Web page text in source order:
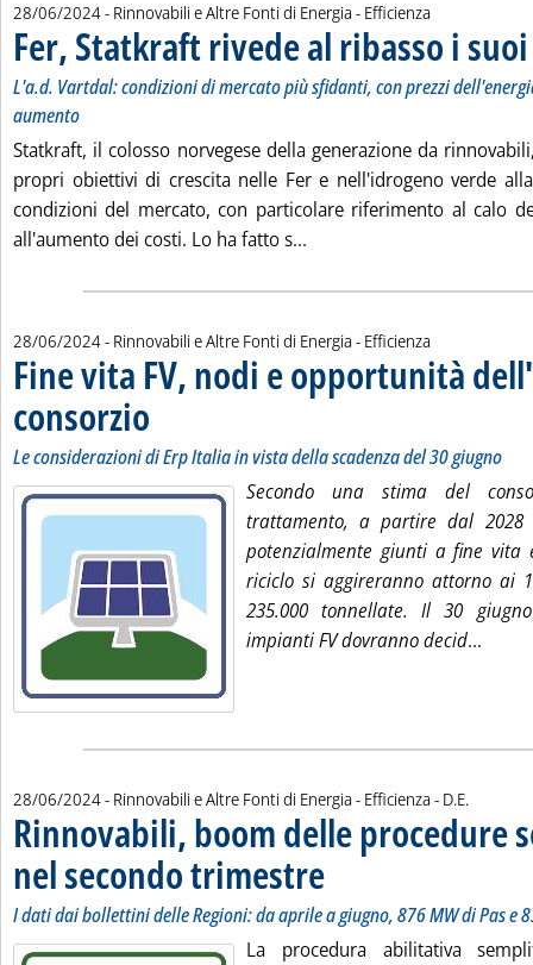
28/06/2024- Rinnovabili e Altre Fonti di Energia - Efficienza
Fer, Statkraft rivede al ribasso i
L'a.d. Vartdal: condizioni di mercato più sfidanti, con prezzi
aumento
Statkraft, il colosso norvegese della generazione da
propri obiettivi di crescita nelle Fer e nell'idrogeno verde
condizioni del mercato, con particolare riferimento al calo
all'aumento dei costi. Lo ha fatto s...
28/06/2024- Rinnovabili e Altre Fonti di Energia - Efficienza
Fine vita FV, nodi e opportunità
consorzio . Sottotitolo: Le considerazioni di Erp Italia in vista della scadenza
. Pubblicata venerdì 28 giugno 2024 alle 12.25.
Le considerazioni di Erp Italia in vista della scadenza del 30 giugno
Secondo una stima del
trattamento, a partire dal 2028
potenzialmente giunti a fine
riciclo si aggireranno attorno ai
235.000 tonnellate. Il 30
impianti FV dovranno decid...
28/06/2024- Rinnovabili e Altre Fonti di Energia - Efficienza - di:
D.E.
Rinnovabili, boom delle procedure
nel secondo trimestre . Sottotitolo: I dati dai bollettini
. Pubblicata venerdì 28 giugno
I dati dai bollettini delle Regioni: da aprile a giugno, 876 MW di Pas e
La procedura abilitativa